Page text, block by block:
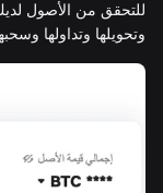
للتحقق من الأصول
وتحويلها وتداولها